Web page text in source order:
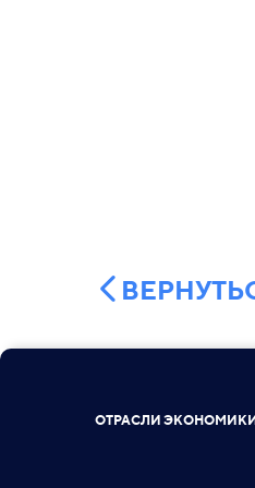
ОТРАСЛИ